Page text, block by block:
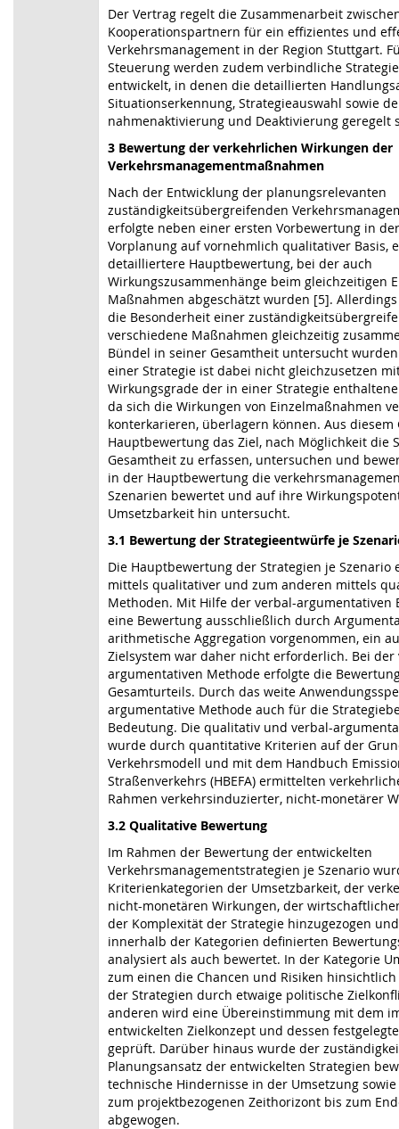
Der Vertrag regelt die Zusammenarbeit
Kooperationspartnern für ein effizientes und
Verkehrsmanagement in der Region Stuttgart.
Steuerung werden zudem verbindliche
entwickelt, in denen die detaillierten
Situationserkennung, Strategieauswahl sowie
nahmenaktivierung und Deaktivierung geregelt
3 Bewertung der verkehrlichen Wirkungen der
Verkehrsmanagementmaßnahmen
Nach der Entwicklung der planungsrelevanten
zuständigkeitsübergreifenden
erfolgte neben einer ersten Vorbewertung in
Vorplanung auf vornehmlich qualitativer Basis,
detailliertere Hauptbewertung, bei der auch
Wirkungszusammenhänge beim gleichzeitigen
Maßnahmen abgeschätzt wurden [5].
die Besonderheit einer
verschiedene Maßnahmen gleichzeitig
Bündel in seiner Gesamtheit untersucht
einer Strategie ist dabei nicht gleichzusetzen
Wirkungsgrade der in einer Strategie
da sich die Wirkungen von Einzelmaßnahmen
konterkarieren, überlagern können. Aus
Hauptbewertung das Ziel, nach Möglichkeit die
Gesamtheit zu erfassen, untersuchen und
in der Hauptbewertung die
Szenarien bewertet und auf ihre
Umsetzbarkeit hin untersucht.
3.1 Bewertung der Strategieentwürfe je
Die Hauptbewertung der Strategien je Szenario
mittels qualitativer und zum anderen mittels
Methoden. Mit Hilfe der verbal-argumentativen
eine Bewertung ausschließlich durch
arithmetische Aggregation vorgenommen, ein
Zielsystem war daher nicht erforderlich. Bei der
argumentativen Methode erfolgte die
Gesamturteils. Durch das weite
argumentative Methode auch für die
Bedeutung. Die qualitativ und verbal-
wurde durch quantitative Kriterien auf der
Verkehrsmodell und mit dem Handbuch
Straßenverkehrs (HBEFA) ermittelten
Rahmen verkehrsinduzierter, nicht-monetärer
3.2 Qualitative Bewertung
Im Rahmen der Bewertung der entwickelten
Verkehrsmanagementstrategien je Szenario
Kriterienkategorien der Umsetzbarkeit, der
nicht-monetären Wirkungen, der
der Komplexität der Strategie hinzugezogen
innerhalb der Kategorien definierten
analysiert als auch bewertet. In der Kategorie
zum einen die Chancen und Risiken
der Strategien durch etwaige politische
anderen wird eine Übereinstimmung mit dem
entwickelten Zielkonzept und dessen
geprüft. Darüber hinaus wurde der
Planungsansatz der entwickelten Strategien
technische Hindernisse in der Umsetzung
zum projektbezogenen Zeithorizont bis zum
abgewogen.